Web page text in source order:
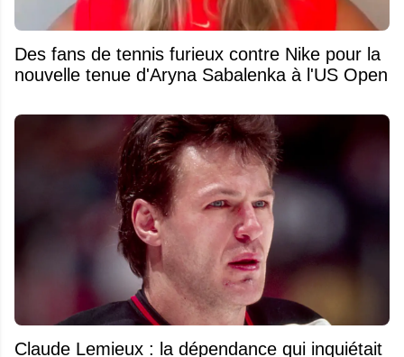
Des fans de tennis furieux contre Nike pour la
nouvelle tenue d'Aryna Sabalenka à l'US Open
Claude Lemieux : la dépendance qui inquiétait